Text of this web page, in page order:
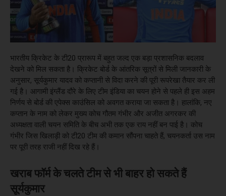
भारतीय क्रिकेट के टी20 प्रारूप में बहुत जल्द एक बड़ा प्रशासनिक बदलाव
देखने को मिल सकता है। क्रिकेट बोर्ड के आंतरिक सूत्रों से मिली जानकारी के
अनुसार, सूर्यकुमार यादव को कप्तानी से विदा करने की पूरी रूपरेखा तैयार कर ली
गई है। आगामी इंग्लैंड दौरे के लिए टीम इंडिया का चयन होने से पहले ही इस अहम
निर्णय से बोर्ड की एपेक्स काउंसिल को अवगत कराया जा सकता है। हालांकि, नए
कप्तान के नाम को लेकर मुख्य कोच गौतम गंभीर और अजीत अगरकर की
अध्यक्षता वाली चयन समिति के बीच अभी तक एक राय नहीं बन पाई है। कोच
गंभीर जिस खिलाड़ी को टी20 टीम की कमान सौंपना चाहते हैं, चयनकर्ता उस नाम
पर पूरी तरह राजी नहीं दिख रहे हैं।
खराब फॉर्म के चलते टीम से भी बाहर हो सकते हैं
सूर्यकुमार